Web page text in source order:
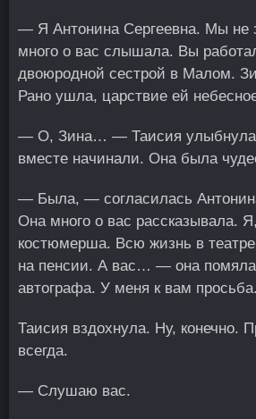
— Я Антонина Сергеевна. Мы не
много о вас слышала. Вы
двоюродной сестрой в Малом.
Рано ушла, царствие ей
— О, Зина… — Таисия
вместе начинали. Она была
— Была, — согласилась
Она много о вас рассказывала.
костюмерша. Всю жизнь в
на пенсии. А вас… — она
автографа. У меня к вам просьба.
Таисия вздохнула. Ну, конечно.
всегда.
— Слушаю вас.